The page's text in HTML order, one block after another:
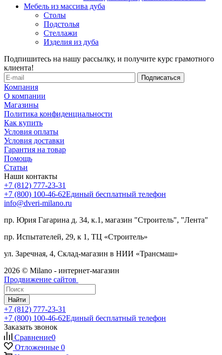
Мебель из массива дуба
Столы
Подстолья
Стеллажи
Изделия из дуба
Подпишитесь на нашу рассылку, и получите курс грамотного
клиента!
Компания
О компании
Магазины
Политика конфиденциальности
Как купить
Условия оплаты
Условия доставки
Гарантия на товар
Помощь
Статьи
Наши контакты
+7 (812) 777-23-31
+7 (800) 100-46-62Единый бесплатный телефон
info@dveri-milano.ru
пр. Юрия Гагарина д. 34, к.1, магазин "Строитель", "Лента"
пр. Испытателей, 29, к 1, ТЦ «Строитель»
ул. Заречная, 4, Склад-магазин в НИИ «Трансмаш»
2026 © Milano - интернет-магазин
Продвижение сайтов
Найти
+7 (812) 777-23-31
+7 (800) 100-46-62Единый бесплатный телефон
Заказать звонок
Сравнение0
Отложенные 0